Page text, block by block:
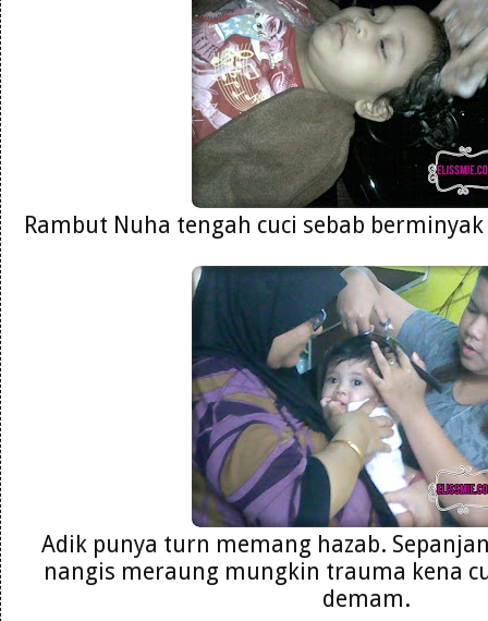
Rambut Nuha tengah cuci sebab
Adik punya turn memang hazab.
nangis meraung mungkin trauma kena
demam.